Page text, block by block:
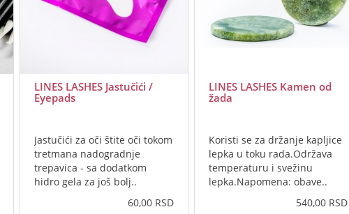
LINES LASHES Jastučići /
Eyepads
Jastučići za oči štite oči tokom
tretmana nadogradnje
trepavica - sa dodatkom
hidro gela za još bolj..
60,00 RSD
LINES LASHES Kamen od
žada
Koristi se za držanje kapljice
lepka u toku rada.Održava
temperaturu i svežinu
lepka.Napomena: obave..
540,00 RSD